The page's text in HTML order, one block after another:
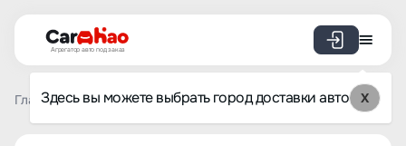
Агрегатор авто под заказ
Здесь вы можете выбрать город доставки авто X
Главная Список брендов Changan UNI-K Changan